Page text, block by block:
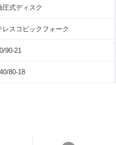
圧式ディスク
レスコピックフォーク
90-21
80-18